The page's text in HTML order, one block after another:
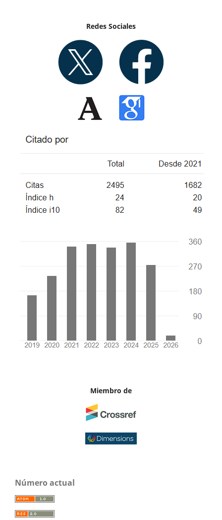
Redes Sociales
Miembro de
Número actual